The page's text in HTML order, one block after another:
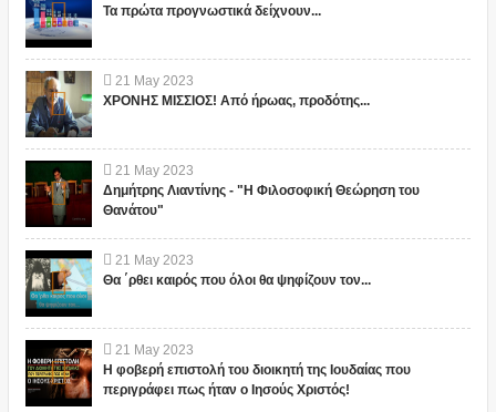
Τα πρώτα προγνωστικά δείχνουν...
21 May 2023
ΧΡΟΝΗΣ ΜΙΣΣΙΟΣ! Από ήρωας, προδότης...
21 May 2023
Δημήτρης Λιαντίνης - "Η Φιλοσοφική Θεώρηση του
Θανάτου"
21 May 2023
Θα ΄ρθει καιρός που όλοι θα ψηφίζουν τον...
21 May 2023
Η φοβερή επιστολή του διοικητή της Ιουδαίας που
περιγράφει πως ήταν ο Ιησούς Χριστός!